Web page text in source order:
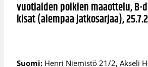
vuotiaiden poikien maaottelu, B-
kisat (alempaa jatkosarjaa),
Suomi: Henri Niemistö 21/2, Akseli